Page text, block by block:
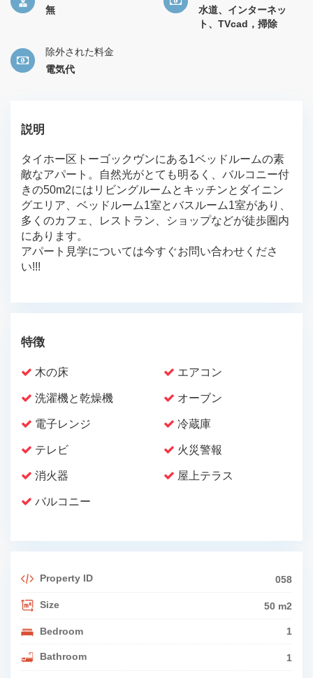
無
水道、インターネッ
ト、TVcad，掃除
除外された料金
電気代
説明
タイホー区トーゴックヴンにある1ベッドルームの素
敵なアパート。自然光がとても明るく、バルコニー付
きの50m2にはリビングルームとキッチンとダイニン
グエリア、ベッドルーム1室とバスルーム1室があり、
多くのカフェ、レストラン、ショップなどが徒歩圏内
にあります。
アパート見学については今すぐお問い合わせくださ
い!!!
特徴
木の床 エアコン
洗濯機と乾燥機 オーブン
電子レンジ 冷蔵庫
テレビ 火災警報
消火器 屋上テラス
バルコニー
Property ID 058
Size 50 m2
Bedroom 1
Bathroom 1